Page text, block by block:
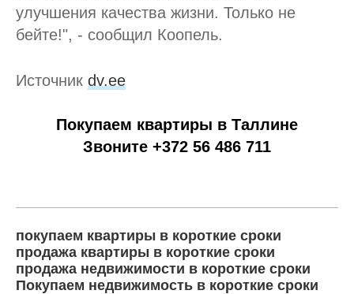
улучшения качества жизни. Только не
бейте!", - сообщил Коопель.
Источник dv.ee
Покупаем квартиры в Таллине
Звоните +372 56 486 711
покупаем квартиры в короткие сроки
продажа квартиры в короткие сроки
продажа недвижимости в короткие сроки
Покупаем недвижимость в короткие сроки